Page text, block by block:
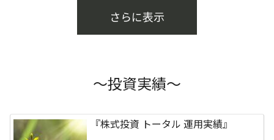
さらに表示
～投資実績～
『株式投資 トータル 運用実績』